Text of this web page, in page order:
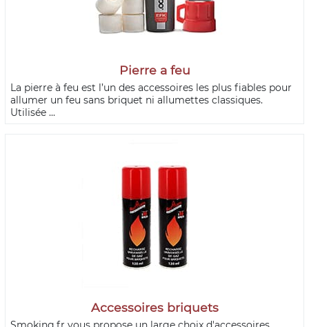
Pierre a feu
La pierre à feu est l’un des accessoires les plus fiables pour
allumer un feu sans briquet ni allumettes classiques.
Utilisée ...
Accessoires briquets